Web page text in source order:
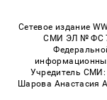
Сетевое издание
СМИ ЭЛ № ФС
Учредитель СМИ:
Шарова Анастасия